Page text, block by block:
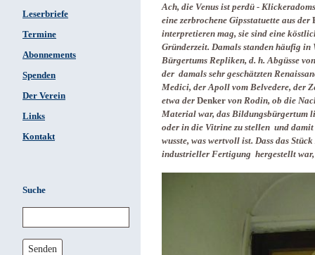
Leserbriefe
Termine
Abonnements
Spenden
Der Verein
Links
Kontakt
Suche
Senden
Ach, die Venus ist perdü -
eine zerbrochene Gipsstatuette aus der
interpretieren mag, sie sind eine
Gründerzeit. Damals standen häufig in
Bürgertums Repliken, d. h. Abgüsse
der damals sehr geschätzten
Medici, der Apoll vom Belvedere, der
etwa der Denker von Rodin, ob die
Material war, das Bildungsbürgertum
oder in die Vitrine zu stellen und damit
wusste, was wertvoll ist. Dass das
industrieller Fertigung hergestellt